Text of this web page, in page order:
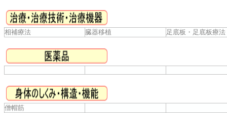
相補療法 臓器移植 足底板・足底板療法
僧帽筋